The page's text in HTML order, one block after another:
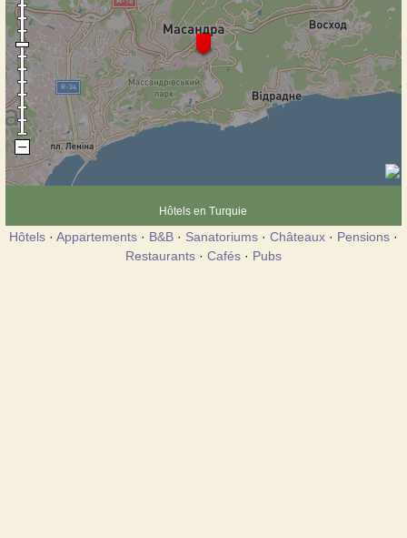
Hôtels en Turquie
Hôtels · Appartements · B&B · Sanatoriums · Châteaux · Pensions ·
Restaurants · Cafés · Pubs